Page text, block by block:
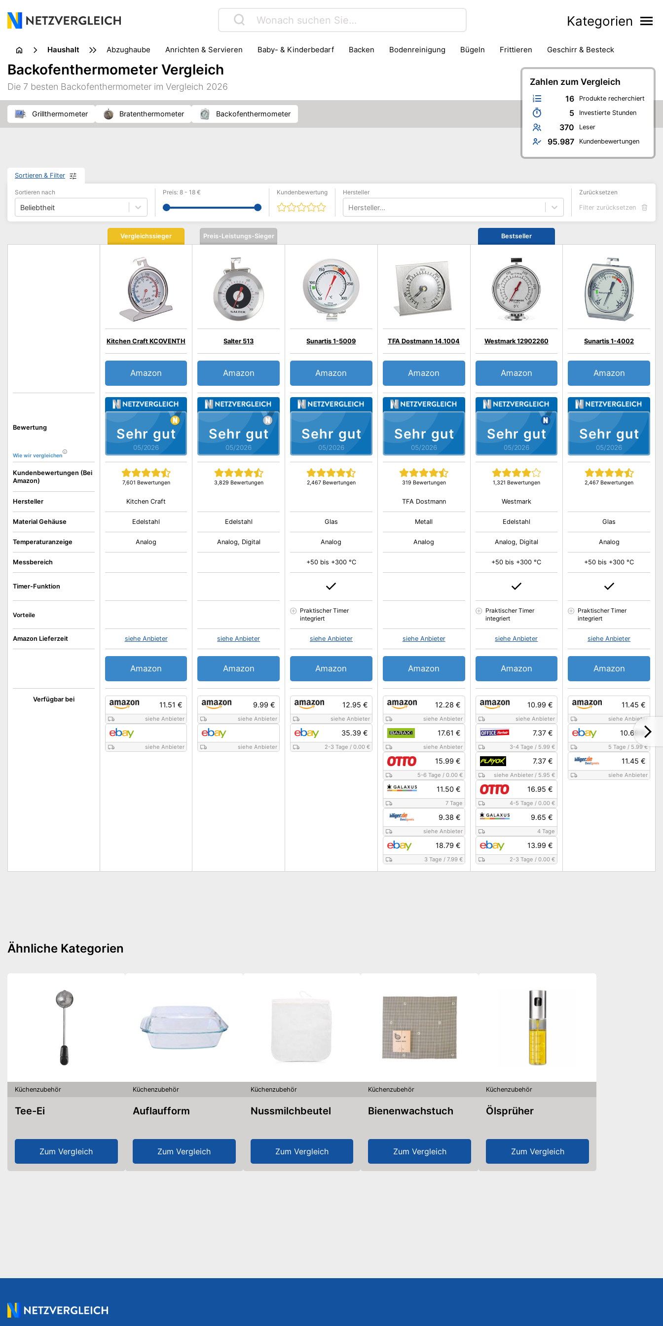
Kategorien
Haushalt Abzughaube Anrichten & Servieren Baby- & Kinderbedarf Backen Bodenreinigung Bügeln Frittieren
Geschirr & Besteck
Geschirrreinigung
Glas Haushaltsmüll & Entsorgung Kaffeezubereitung
Kanne & Karaffe
Küchenkleingerät
Küchenmühle Küchenzubehör Saftpresse & Entsafter
Schneidegerät
Zahlen zum Vergleich
16 Produkte recherchiert
5 Investierte Stunden
370 Leser
95.987 Kundenbewertungen
Backofenthermometer Vergleich
Die 7 besten Backofenthermometer im Vergleich 2026
Grillthermometer Bratenthermometer Backofenthermometer
Sortieren & Filter
Sortieren nach
Beliebtheit
Preis: 8 - 18 € Kundenbewertung Hersteller
Hersteller...
Zurücksetzen
Filter zurücksetzen
Bewertung
Wie wir vergleichen
Kundenbewertungen (Bei
Amazon)
Verfügbar bei
Hersteller
Material Gehäuse
Temperaturanzeige
Messbereich
Timer-Funktion
Vorteile
Amazon Lieferzeit
Vergleichssieger
Sehr gut
05/2026
Kitchen Craft KCOVENTH
7,601 Bewertungen
Amazon
11.51 €
siehe Anbieter
siehe Anbieter
Kitchen Craft
Edelstahl
Analog
siehe Anbieter
Amazon
Preis-Leistungs-Sieger
Sehr gut
05/2026
Salter 513
3,829 Bewertungen
Amazon
9.99 €
siehe Anbieter
siehe Anbieter
Edelstahl
Analog, Digital
siehe Anbieter
Amazon
Sehr gut
05/2026
Sunartis 1-5009
2,467 Bewertungen
Amazon
12.95 €
siehe Anbieter
35.39 €
2-3 Tage / 0.00 €
Glas
Analog
+50 bis +300 °C
Praktischer Timer
integriert
siehe Anbieter
Amazon
Sehr gut
05/2026
TFA Dostmann 14.1004
319 Bewertungen
Amazon
12.28 €
siehe Anbieter
17.61 €
siehe Anbieter
15.99 €
5-6 Tage / 0.00 €
11.50 €
7 Tage
9.38 €
siehe Anbieter
18.79 €
3 Tage / 7.99 €
TFA Dostmann
Metall
Analog
siehe Anbieter
Amazon
Bestseller
Sehr gut
05/2026
Westmark 12902260
1,321 Bewertungen
Amazon
10.99 €
siehe Anbieter
7.37 €
3-4 Tage / 5.99 €
7.37 €
siehe Anbieter / 5.95 €
16.95 €
4-5 Tage /0.00 €
9.65 €
4 Tage
13.99 €
2-3 Tage /0.00 €
Westmark
Edelstahl
Analog, Digital
+50 bis +300 °C
Praktischer Timer
integriert
siehe Anbieter
Amazon
Sehr gut
05/2026
Sunartis 1-4002
2,467 Bewertungen
Amazon
11.45 €
siehe Anbieter
10.69 €
5 Tage / 5.99 €
11.45 €
siehe Anbieter
Glas
Analog
+50 bis +300 °C
Praktischer Timer
integriert
siehe Anbieter
Amazon
Ähnliche Kategorien
Küchenzubehör
Tee-Ei
Zum Vergleich
Küchenzubehör
Auflaufform
Zum Vergleich
Küchenzubehör
Nussmilchbeutel
Zum Vergleich
Küchenzubehör
Bienenwachstuch
Zum Vergleich
Küchenzubehör
Ölsprüher
Zum Vergleich